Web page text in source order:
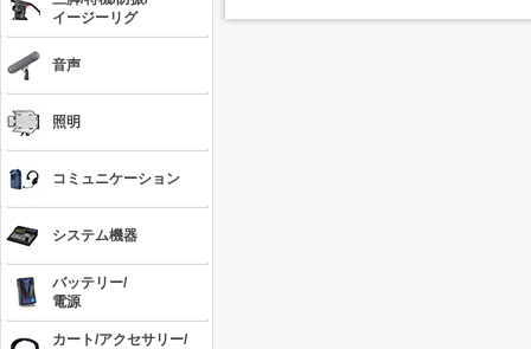
イージーリグ
音声
照明
コミュニケーション
システム機器
バッテリー/
電源
カート/アクセサリー/